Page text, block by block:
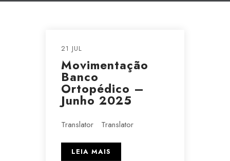
21 JUL
Movimentação
Banco
Ortopédico –
Junho 2025
Translator Translator
LEIA MAIS